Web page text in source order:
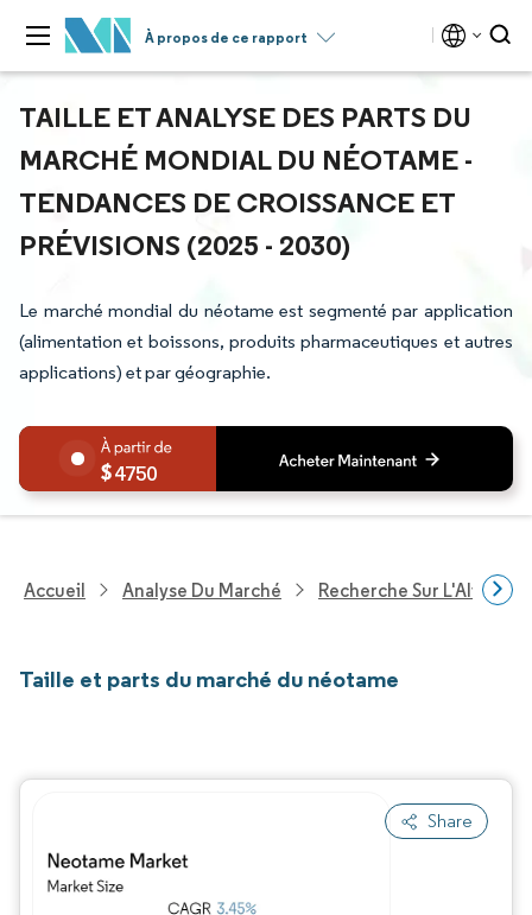
À propos de ce rapport
TAILLE ET ANALYSE DES PARTS DU
MARCHÉ MONDIAL DU NÉOTAME -
TENDANCES DE CROISSANCE ET
PRÉVISIONS (2025 - 2030)
Le marché mondial du néotame est segmenté par application
(alimentation et boissons, produits pharmaceutiques et autres
applications) et par géographie.
4750
Accueil Analyse Du Marché Recherche Sur
Taille et parts du marché du néotame
Share